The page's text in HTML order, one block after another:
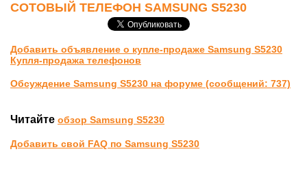
СОТОВЫЙ ТЕЛЕФОН SAMSUNG S5230
Добавить объявление о купле-продаже Samsung S5230
Купля-продажа телефонов
Обсуждение Samsung S5230 на форуме (сообщений: 737)
Читайте обзор Samsung S5230
Добавить свой FAQ по Samsung S5230